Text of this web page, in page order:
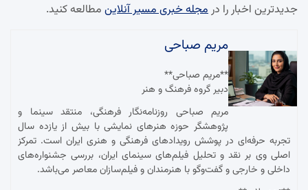
جدیدترین اخبار را درمجله خبری مسیر آنلاین مطالعه کنید.
مریم صباحی
**مریم صباحی**
دبیر گروه فرهنگ و هنر
مریم صباحی روزنامه‌نگار فرهنگی، منتقد سینما و
پژوهشگر حوزه هنرهای نمایشی با بیش از یازده سال
تجربه حرفه‌ای در پوشش رویدادهای فرهنگی و هنری ایران است. تمرکز
اصلی وی بر نقد و تحلیل فیلم‌های سینمای ایران، بررسی جشنواره‌های
داخلی و خارجی و گفت‌وگو با هنرمندان و فیلم‌سازان معاصر می‌باشد.